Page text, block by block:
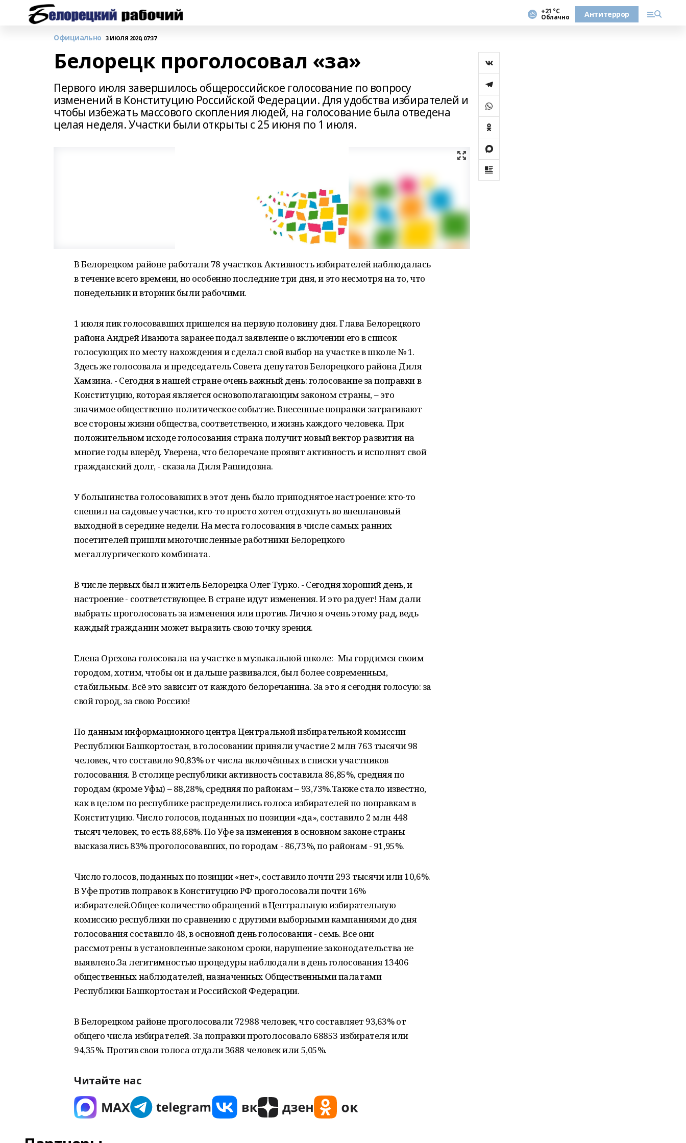
+21 °С
Облачно Антитеррор
Официально 3 ИЮЛЯ 2020, 07:37
Белорецк проголосовал «за»
Первого июля завершилось общероссийское голосование по вопросу
изменений в Конституцию Российской Федерации. Для удобства избирателей и
чтобы избежать массового скопления людей, на голосование была отведена
целая неделя. Участки были открыты с 25 июня по 1 июля.
В Белорецком районе работали 78 участков. Активность избирателей наблюдалась
в течение всего времени, но особенно последние три дня, и это несмотря на то, что
понедельник и вторник были рабочими.
1 июля пик голосовавших пришелся на первую половину дня. Глава Белорецкого
района Андрей Иванюта заранее подал заявление о включении его в список
голосующих по месту нахождения и сделал свой выбор на участке в школе № 1.
Здесь же голосовала и председатель Совета депутатов Белорецкого района Диля
Хамзина. - Сегодня в нашей стране очень важный день: голосование за поправки в
Конституцию, которая является основополагающим законом страны, – это
значимое общественно-политическое событие. Внесенные поправки затрагивают
все стороны жизни общества, соответственно, и жизнь каждого человека. При
положительном исходе голосования страна получит новый вектор развития на
многие годы вперёд. Уверена, что белоречане проявят активность и исполнят свой
гражданский долг, - сказала Диля Рашидовна.
У большинства голосовавших в этот день было приподнятое настроение: кто-то
спешил на садовые участки, кто-то просто хотел отдохнуть во внеплановый
выходной в середине недели. На места голосования в числе самых ранних
посетителей пришли многочисленные работники Белорецкого
металлургического комбината.
В числе первых был и житель Белорецка Олег Турко. - Сегодня хороший день, и
настроение - соответствующее. В стране идут изменения. И это радует! Нам дали
выбрать: проголосовать за изменения или против. Лично я очень этому рад, ведь
каждый гражданин может выразить свою точку зрения.
Елена Орехова голосовала на участке в музыкальной школе:- Мы гордимся своим
городом, хотим, чтобы он и дальше развивался, был более современным,
стабильным. Всё это зависит от каждого белоречанина. За это я сегодня голосую: за
свой город, за свою Россию!
По данным информационного центра Центральной избирательной комиссии
Республики Башкортостан, в голосовании приняли участие 2 млн 763 тысячи 98
человек, что составило 90,83% от числа включённых в списки участников
голосования. В столице республики активность составила 86,85%, средняя по
городам (кроме Уфы) – 88,28%, средняя по районам – 93,73%.Также стало известно,
как в целом по республике распределились голоса избирателей по поправкам в
Конституцию. Число голосов, поданных по позиции «да», составило 2 млн 448
тысяч человек, то есть 88,68%. По Уфе за изменения в основном законе страны
высказались 83% проголосовавших, по городам - 86,73%, по районам - 91,95%.
Число голосов, поданных по позиции «нет», составило почти 293 тысячи или 10,6%.
В Уфе против поправок в Конституцию РФ проголосовали почти 16%
избирателей.Общее количество обращений в Центральную избирательную
комиссию республики по сравнению с другими выборными кампаниями до дня
голосования составило 48, в основной день голосования - семь. Все они
рассмотрены в установленные законом сроки, нарушение законодательства не
выявлено.За легитимностью процедуры наблюдали в день голосования 13406
общественных наблюдателей, назначенных Общественными палатами
Республики Башкортостан и Российской Федерации.
В Белорецком районе проголосовали 72988 человек, что составляет 93,63% от
общего числа избирателей. За поправки проголосовало 68853 избирателя или
94,35%. Против свои голоса отдали 3688 человек или 5,05%.
Читайте нас